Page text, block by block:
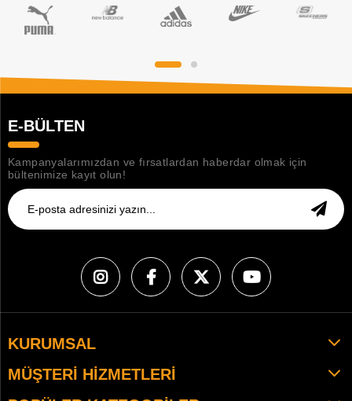
E-BÜLTEN
Kampanyalarımızdan ve fırsatlardan haberdar olmak için
bültenimize kayıt olun!
KURUMSAL
MÜŞTERI HIZMETLERI